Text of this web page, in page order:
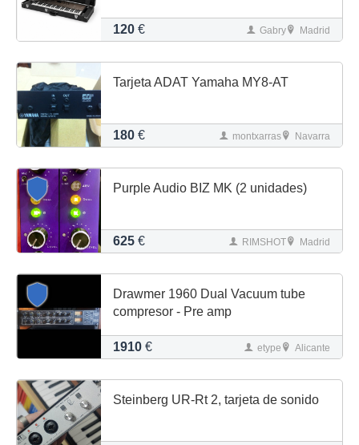
120 € Gabry Madrid
Tarjeta ADAT Yamaha MY8-AT
180 € montxarras Navarra
Purple Audio BIZ MK (2 unidades)
625 € RIMSHOT Madrid
Drawmer 1960 Dual Vacuum tube
compresor - Pre amp
1910 € etype Alicante
Steinberg UR-Rt 2, tarjeta de sonido